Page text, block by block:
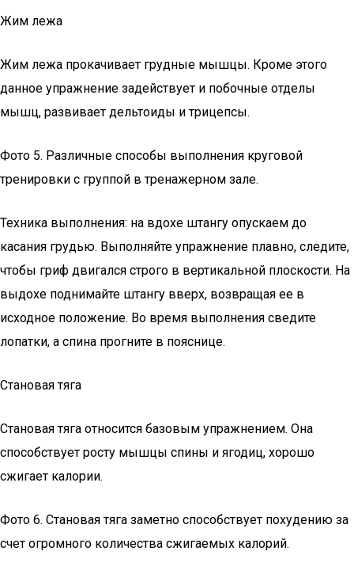
Жим лежа
Жим лежа прокачивает грудные мышцы. Кроме этого
данное упражнение задействует и побочные отделы
мышц, развивает дельтоиды и трицепсы.
Фото 5. Различные способы выполнения круговой
тренировки с группой в тренажерном зале.
Техника выполнения: на вдохе штангу опускаем до
касания грудью. Выполняйте упражнение плавно, следите,
чтобы гриф двигался строго в вертикальной плоскости. На
выдохе поднимайте штангу вверх, возвращая ее в
исходное положение. Во время выполнения сведите
лопатки, а спина прогните в пояснице.
Становая тяга
Становая тяга относится базовым упражнением. Она
способствует росту мышцы спины и ягодиц, хорошо
сжигает калории.
Фото 6. Становая тяга заметно способствует похудению за
счет огромного количества сжигаемых калорий.